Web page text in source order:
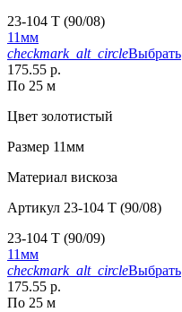
23-104 T (90/08)
11мм
checkmark_alt_circleВыбрать
175.55 р.
По 25 м
Цвет золотистый
Размер 11мм
Материал вискоза
Артикул 23-104 T (90/08)
23-104 T (90/09)
11мм
checkmark_alt_circleВыбрать
175.55 р.
По 25 м